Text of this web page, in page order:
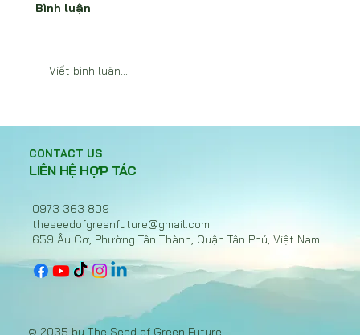
Hiệp ước nhựa toàn cầu bế tắc, Việt
Nam chọn hành động với EPR
Bình luận
Viết bình luận...
CONTACT US
LIÊN HỆ HỢP TÁC
© 2035 by The Seed of Green Future
0973 363 809
theseedofgreenfuture@gmail.com
659 Âu Cơ, Phường Tân Thành, Quận Tân Phú, Việt Nam